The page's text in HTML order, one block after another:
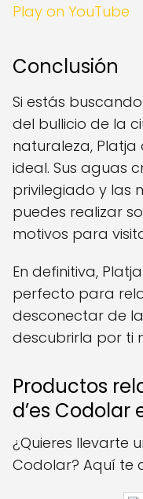
Play on YouTube
Conclusión
Si estás
del bullicio de la
naturaleza, Platja
ideal. Sus aguas
privilegiado y las
puedes realizar
motivos para
En definitiva,
perfecto para
desconectar de la
descubrirla por ti
Productos
d’es Codolar
¿Quieres llevarte
Codolar? Aquí te